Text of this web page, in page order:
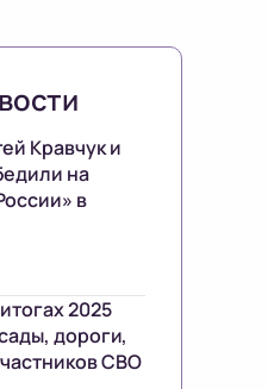
Кравчук и
на
в
2025
дороги,
СВО